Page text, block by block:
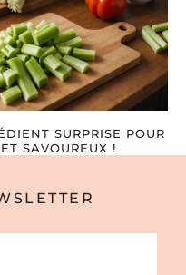
SURPRISE POUR
SAVOUREUX !